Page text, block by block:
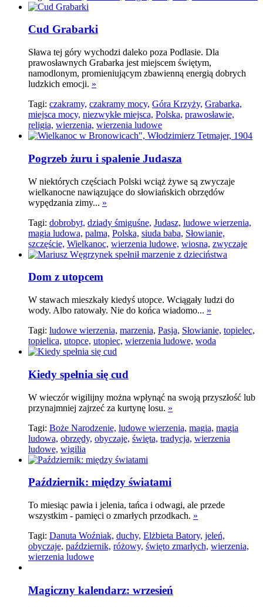
Cud Grabarki
Sława tej góry wychodzi daleko poza Podlasie. Dla
prawosławnych Grabarka jest miejscem świętym,
namodlonym, promieniującym zbawienną energią dobrych
ludzkich emocji. »
Tagi: czakramy, czakramy mocy, Góra Krzyży, Grabarka,
miejsca mocy, niezwykłe miejsca, Polska, prawosławie,
religia, wierzenia, wierzenia ludowe
Pogrzeb żuru i spalenie Judasza
W niektórych częściach Polski wciąż żywe są zwyczaje
wielkanocne nawiązujące do słowiańskich obrzędów
wypędzania zimy... »
Tagi: dobrobyt, dziady śmiguśne, Judasz, ludowe wierzenia,
magia ludowa, palma, Polska, siuda baba, Słowianie,
szczęście, Wielkanoc, wierzenia ludowe, wiosna, zwyczaje
Dom z utopcem
W stawach mieszkały kiedyś utopce. Wciągały ludzi do
wody. Albo ratowały. Nie do końca wiadomo... »
Tagi: ludowe wierzenia, marzenia, Pasja, Słowianie, topielec,
topielica, utopce, utopiec, wierzenia ludowe, woda
Kiedy spełnia się cud
W wieczór wigilijny można wpłynąć na swoją przyszłość lub
przynajmniej zajrzeć za kurtynę losu. »
Tagi: Boże Narodzenie, ludowe wierzenia, magia, magia
ludowa, obrzędy, obyczaje, święta, tradycja, wierzenia
ludowe, wigilia
Październik: między światami
To miesiąc pawia i jelenia, tańca i odwagi, ale przede
wszystkim - pamięci o zmarłych przodkach. »
Tagi: Danuta Woźniak, duchy, Elżbieta Batory, jeleń,
obyczaje, październik, różowy, święto zmarłych, wierzenia,
wierzenia ludowe
Magiczny kalendarz: wrzesień